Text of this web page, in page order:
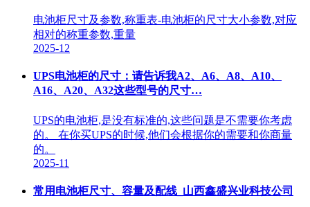
电池柜尺寸及参数,称重表-电池柜的尺寸大小参数,对应
相对的称重参数,重量
2025-12
UPS电池柜的尺寸：请告诉我A2、A6、A8、A10、
A16、A20、A32这些型号的尺寸…
UPS的电池柜,是没有标准的,这些问题是不需要你考虑
的。 在你买UPS的时候,他们会根据你的需要和你商量
的。
2025-11
常用电池柜尺寸、容量及配线_山西鑫盛兴业科技公司